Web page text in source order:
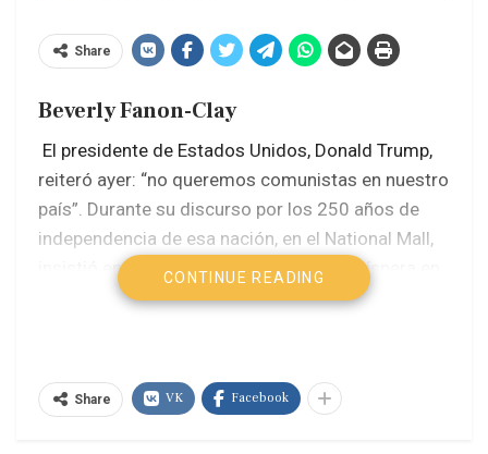
Share
Beverly Fanon-Clay
El presidente de Estados Unidos, Donald Trump,
reiteró ayer: “no queremos comunistas en nuestro
país”. Durante su discurso por los 250 años de
independencia de esa nación, en el National Mall,
insistió en los comentarios que hizo la víspera en
el acto celebrado en el Monte Rushmond, donde
“resurgimiento de la amenaza comunista” en
Estados Unidos.
CONTINUE READING
Share VK Facebook